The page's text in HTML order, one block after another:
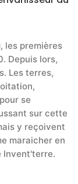
les premières
Depuis lors,
Les terres,
se
sur cette
y reçoivent
maraicher en
Invent'terre.